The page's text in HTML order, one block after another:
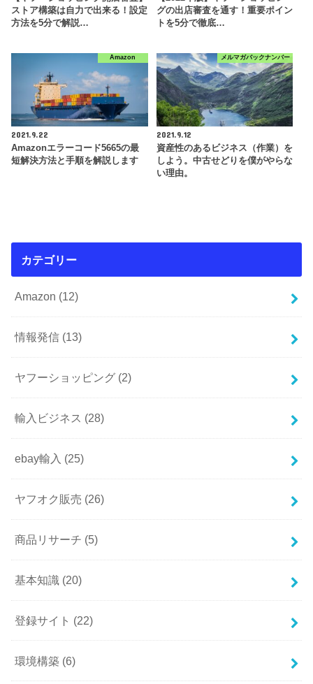
ストア構築は自力で出来る！設定
方法を5分で解説…
グの出店審査を通す！重要ポイン
トを5分で徹底…
Amazon
2021.9.22
Amazonエラーコード5665の最
短解決方法と手順を解説します
メルマガバックナンバー
2021.9.12
資産性のあるビジネス（作業）を
しよう。中古せどりを僕がやらな
い理由。
カテゴリー
Amazon (12)
情報発信 (13)
ヤフーショッピング (2)
輸入ビジネス (28)
ebay輸入 (25)
ヤフオク販売 (26)
商品リサーチ (5)
基本知識 (20)
登録サイト (22)
環境構築 (6)